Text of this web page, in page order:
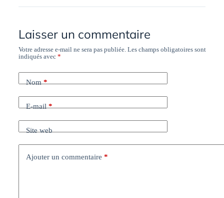
Laisser un commentaire
Votre adresse e-mail ne sera pas publiée. Les champs obligatoires sont
indiqués avec*
Nom*
E-mail*
Site web
Ajouter un commentaire *